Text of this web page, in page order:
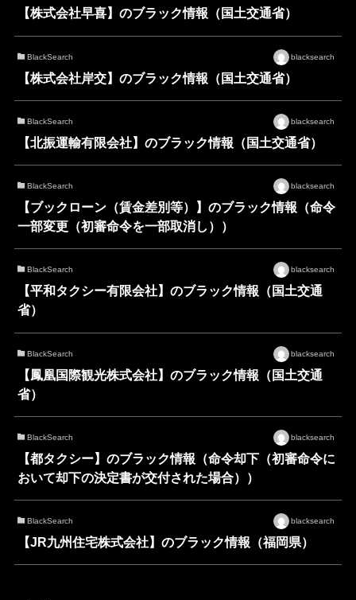
【株式会社早喜】のブラック情報（国土交通省）
BlackSearch blacksearch
【株式会社岸交】のブラック情報（国土交通省）
BlackSearch blacksearch
【北振運輸有限会社】のブラック情報（国土交通省）
BlackSearch blacksearch
【ブックローン（賃金差別等）】のブラック情報（命令
一部変更（初審命令を一部取消し））
BlackSearch blacksearch
【平和タクシー有限会社】のブラック情報（国土交通
省）
BlackSearch blacksearch
【鳳凰国際観光株式会社】のブラック情報（国土交通
省）
BlackSearch blacksearch
【都タクシー】のブラック情報（命令却下（初審命令に
おいて却下の決定書が交付された場合））
BlackSearch blacksearch
【JR九州住宅株式会社】のブラック情報（福岡県）